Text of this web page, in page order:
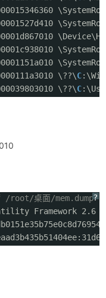
\??\C
\??\C
?
桌面/mem.dump --
Framework 2.6